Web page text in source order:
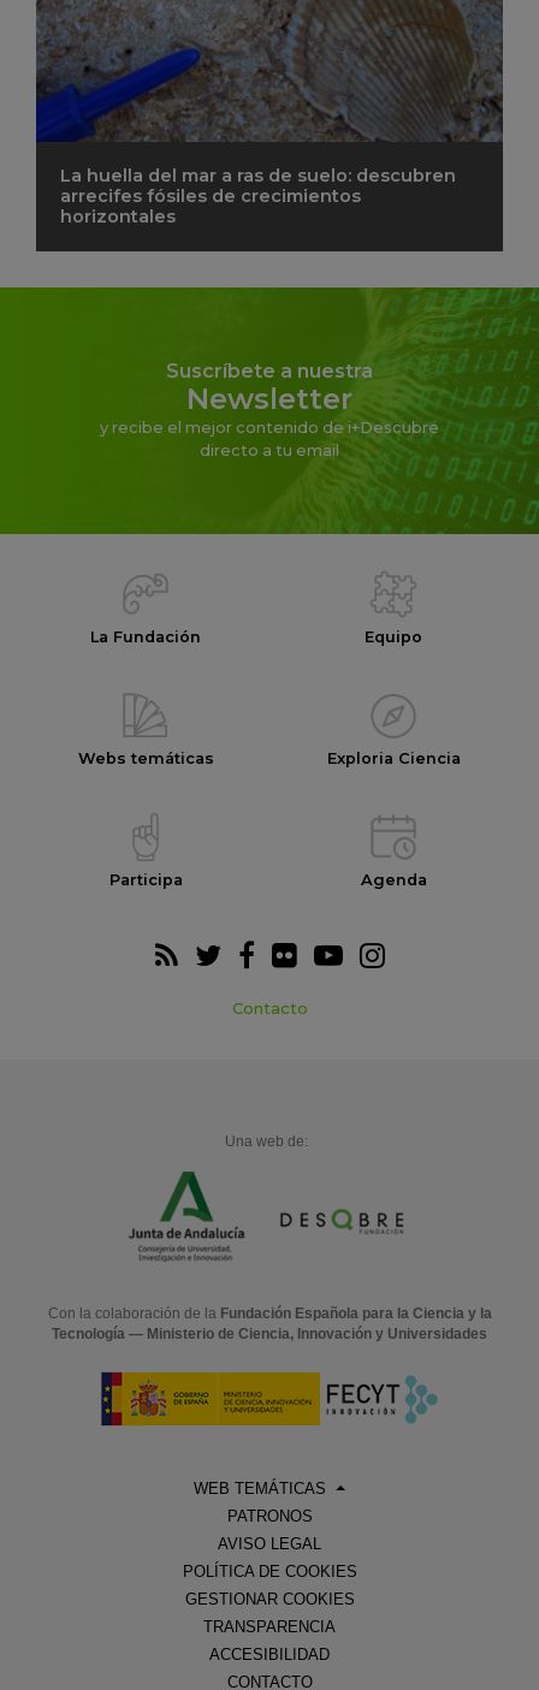
La huella del mar a ras de suelo: descubren
arrecifes fósiles de crecimientos
horizontales
Suscríbete a nuestra
Newsletter
y recibe el mejor contenido de i+Descubre
directo a tu email
La Fundación Equipo
Webs temáticas Exploria Ciencia
Participa Agenda
Contacto
Una web de:
Con la colaboración de la Fundación Española para la Ciencia y la
Tecnología — Ministerio de Ciencia, Innovación y Universidades
WEB TEMÁTICAS
PATRONOS
AVISO LEGAL
POLÍTICA DE COOKIES
GESTIONAR COOKIES
TRANSPARENCIA
ACCESIBILIDAD
CONTACTO